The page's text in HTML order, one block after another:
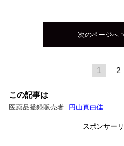
次のページへ
1 2
この記事は
医薬品登録販売者 円山真由佳
スポンサー